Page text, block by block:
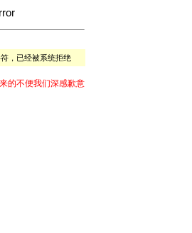
，已经被系统拒绝
的不便我们深感歉意